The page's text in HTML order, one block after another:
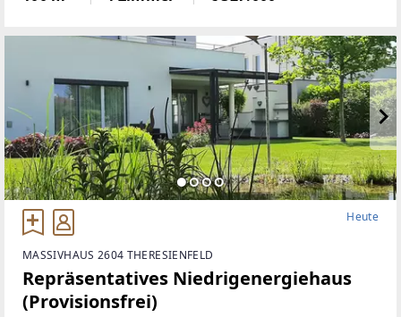
über der Nebelgrenze, in 1600m Seehöhegelegen,
Heute
MASSIVHAUS 2604 THERESIENFELD
Repräsentatives Niedrigenergiehaus
(Provisionsfrei)